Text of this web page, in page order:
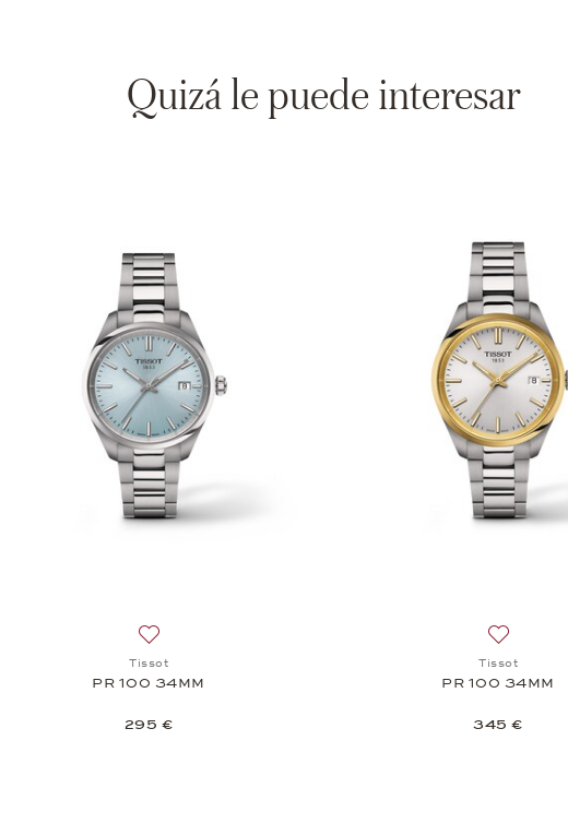
Quizá le puede interesar
Tissot
PR 100 34MM
295 €
Tissot
PR 100 34MM
345 €